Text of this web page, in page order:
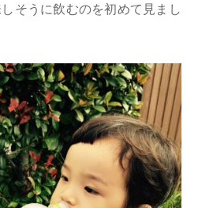
そうに飲むのを初めて見まし